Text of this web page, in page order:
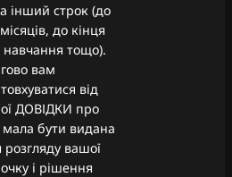
інший строк (до
до кінця
навчання тощо).
вам
від
ДОВІДКИ про
мала бути видана
вашої
і рішення